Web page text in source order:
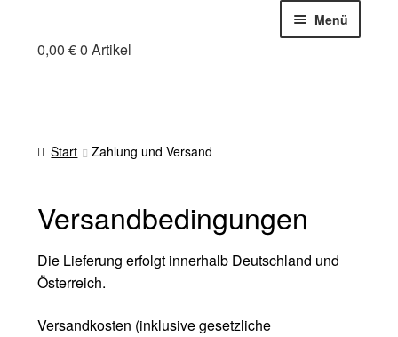
springen
springen
Menü
Holzfuchs Chris
Zahlung und Versand
0,00 €0 Artikel
Start Zahlung und Versand
Versandbedingungen
Die Lieferung erfolgt innerhalb Deutschland und
Österreich.
Versandkosten (inklusive gesetzliche